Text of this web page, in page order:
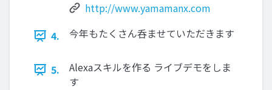
http://www.yamamanx.com
4.
今年もたくさん呑ませていただきます
5.
Alexaスキルを作る ライブデモをしま
す